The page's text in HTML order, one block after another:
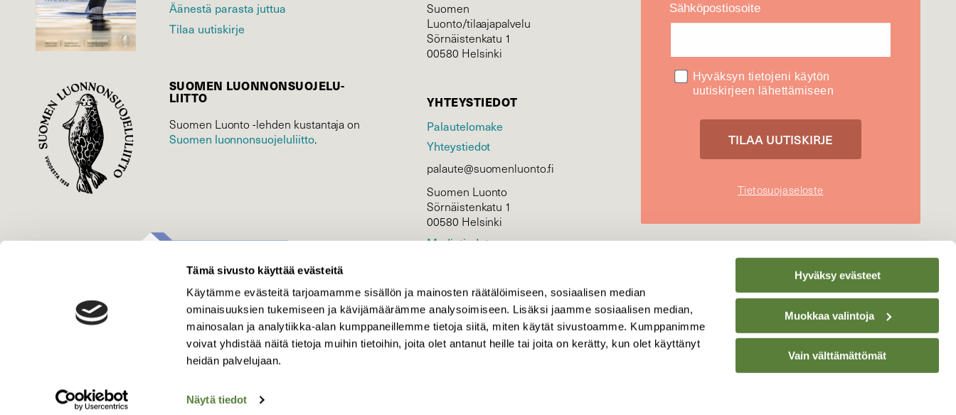
Tämä sivusto käyttää evästeitä
Käytämme evästeitä tarjoamamme sisällön ja mainosten räätälöimiseen, sosiaalisen median
ominaisuuksien tukemiseen ja kävijämäärämme analysoimiseen. Lisäksi jaamme sosiaalisen median,
mainosalan ja analytiikka-alan kumppaneillemme tietoja siitä, miten käytät sivustoamme. Kumppanimme
voivat yhdistää näitä tietoja muihin tietoihin, joita olet antanut heille tai joita on kerätty, kun olet käyttänyt
heidän palvelujaan.
Näytä tiedot
Hyväksy evästeet
Muokkaa valintoja
Vain välttämättömät
Äänestä parasta juttua
Tilaa uutiskirje
SUOMEN LUONNON­SUOJELU­
LIITTO
Suomen Luonto -lehden kustantaja on
Suomen luonnonsuojelu­liitto.
Suomen
Luonto/tilaajapalvelu
Sörnäistenkatu 1
00580 Helsinki
YHTEYSTIEDOT
Palautelomake
Yhteystiedot
palaute@suomenluonto.fi
Suomen Luonto
Sörnäistenkatu 1
00580 Helsinki
Mediatiedot
KIRJAUDU
Sähköpostiosoite
Hyväksyn tietojeni käytön
uutiskirjeen lähettämiseen
Tietosuojaseloste